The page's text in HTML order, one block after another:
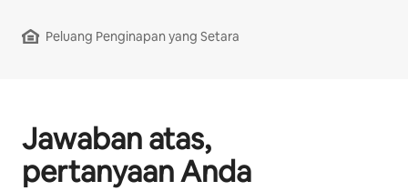
Peluang Penginapan yang Setara
Jawaban atas,
pertanyaan Anda